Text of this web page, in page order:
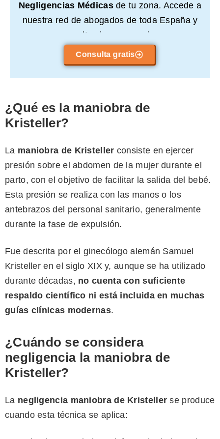
Negligencias Médicasde tu zona. Accede a
nuestra red de abogados de toda España y
consulta sin compromiso.
Consulta gratis
¿Qué es la maniobra de
Kristeller?
La maniobra de Kristeller consiste en ejercer
presión sobre el abdomen de la mujer durante el
parto, con el objetivo de facilitar la salida del bebé.
Esta presión se realiza con las manos o los
antebrazos del personal sanitario, generalmente
durante la fase de expulsión.
Fue descrita por el ginecólogo alemán Samuel
Kristeller en el siglo XIX y, aunque se ha utilizado
durante décadas, no cuenta con suficiente
respaldo científico ni está incluida en muchas
guías clínicas modernas.
¿Cuándo se considera
negligencia la maniobra de
Kristeller?
La negligencia maniobra de Kristeller se produce
cuando esta técnica se aplica: